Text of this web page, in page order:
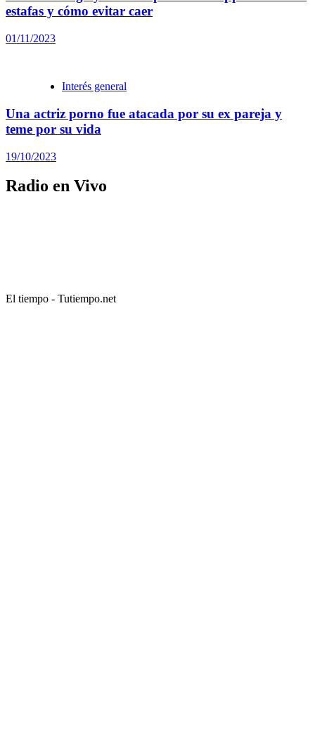
estafas y cómo evitar caer
01/11/2023
Interés general
Una actriz porno fue atacada por su ex pareja y
teme por su vida
19/10/2023
Radio en Vivo
El tiempo - Tutiempo.net